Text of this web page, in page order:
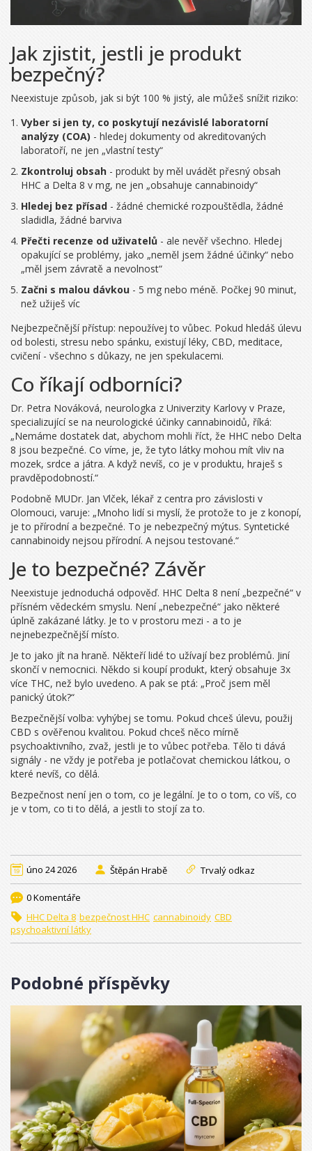
Jak zjistit, jestli je produkt
bezpečný?
Neexistuje způsob, jak si být 100 % jistý, ale můžeš snížit riziko:
Vyber si jen ty, co poskytují nezávislé laboratorní
analýzy (COA) - hledej dokumenty od akreditovaných
laboratoří, ne jen „vlastní testy“
Zkontroluj obsah - produkt by měl uvádět přesný obsah
HHC a Delta 8 v mg, ne jen „obsahuje cannabinoidy“
Hledej bez přísad - žádné chemické rozpouštědla, žádné
sladidla, žádné barviva
Přečti recenze od uživatelů - ale nevěř všechno. Hledej
opakující se problémy, jako „neměl jsem žádné účinky“ nebo
„měl jsem závratě a nevolnost“
Začni s malou dávkou - 5 mg nebo méně. Počkej 90 minut,
než užiješ víc
Nejbezpečnější přístup: nepoužívej to vůbec. Pokud hledáš úlevu
od bolesti, stresu nebo spánku, existují léky, CBD, meditace,
cvičení - všechno s důkazy, ne jen spekulacemi.
Co říkají odborníci?
Dr. Petra Nováková, neurologka z Univerzity Karlovy v Praze,
specializující se na neurologické účinky cannabinoidů, říká:
„Nemáme dostatek dat, abychom mohli říct, že HHC nebo Delta
8 jsou bezpečné. Co víme, je, že tyto látky mohou mít vliv na
mozek, srdce a játra. A když nevíš, co je v produktu, hraješ s
pravděpodobností.“
Podobně MUDr. Jan Vlček, lékař z centra pro závislosti v
Olomouci, varuje: „Mnoho lidí si myslí, že protože to je z konopí,
je to přírodní a bezpečné. To je nebezpečný mýtus. Syntetické
cannabinoidy nejsou přírodní. A nejsou testované.“
Je to bezpečné? Závěr
Neexistuje jednoduchá odpověď. HHC Delta 8 není „bezpečné“ v
přísném vědeckém smyslu. Není „nebezpečné“ jako některé
úplně zakázané látky. Je to v prostoru mezi - a to je
nejnebezpečnější místo.
Je to jako jít na hraně. Někteří lidé to užívají bez problémů. Jiní
skončí v nemocnici. Někdo si koupí produkt, který obsahuje 3x
více THC, než bylo uvedeno. A pak se ptá: „Proč jsem měl
panický útok?“
Bezpečnější volba: vyhýbej se tomu. Pokud chceš úlevu, použij
CBD s ověřenou kvalitou. Pokud chceš něco mírně
psychoaktivního, zvaž, jestli je to vůbec potřeba. Tělo ti dává
signály - ne vždy je potřeba je potlačovat chemickou látkou, o
které nevíš, co dělá.
Bezpečnost není jen o tom, co je legální. Je to o tom, co víš, co
je v tom, co ti to dělá, a jestli to stojí za to.
úno 24 2026 Štěpán Hrabě Trvalý odkaz
0 Komentáře
HHC Delta 8 bezpečnost HHC cannabinoidy CBD
psychoaktivní látky
Podobné příspěvky